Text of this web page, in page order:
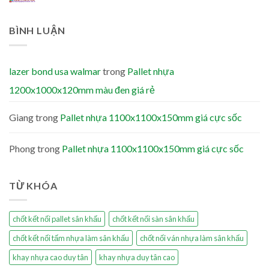
BÌNH LUẬN
lazer bond usa walmartrong Pallet nhựa
1200x1000x120mm màu đen giá rẻ
Giangtrong Pallet nhựa 1100x1100x150mm giá cực sốc
Phongtrong Pallet nhựa 1100x1100x150mm giá cực sốc
TỪ KHÓA
chốt kết nối pallet sân khấu
chốt kết nối sàn sân khấu
chốt kết nối tấm nhựa làm sân khấu
chốt nối ván nhựa làm sân khấu
khay nhựa cao duy tân
khay nhựa duy tân cao